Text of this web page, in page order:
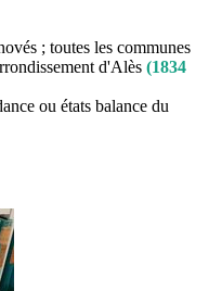
; toutes les communes
d'Alès (1834
ou états balance du